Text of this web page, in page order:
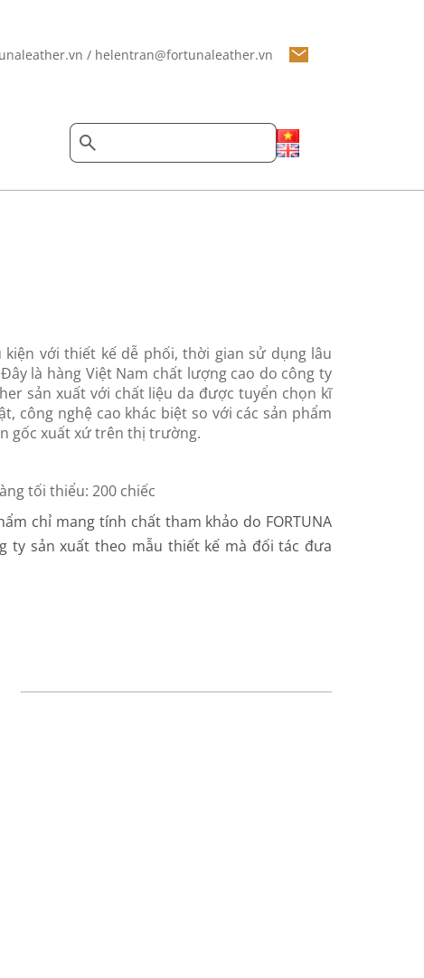
/ helentran@fortunaleather.vn
kiện với thiết kế dễ phối, thời gian sử dụng lâu
là hàng Việt Nam chất lượng cao do công ty
sản xuất với chất liệu da được tuyển chọn kĩ
công nghệ cao khác biệt so với các sản phẩm
gốc xuất xứ trên thị trường.
tối thiểu: 200 chiếc
chỉ mang tính chất tham khảo do FORTUNA
ty sản xuất theo mẫu thiết kế mà đối tác đưa